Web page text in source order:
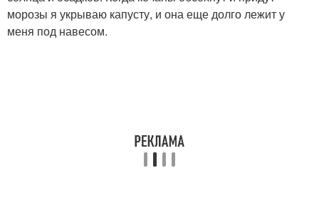
морозы я укрываю капусту, и она еще долго лежит у
меня под навесом.